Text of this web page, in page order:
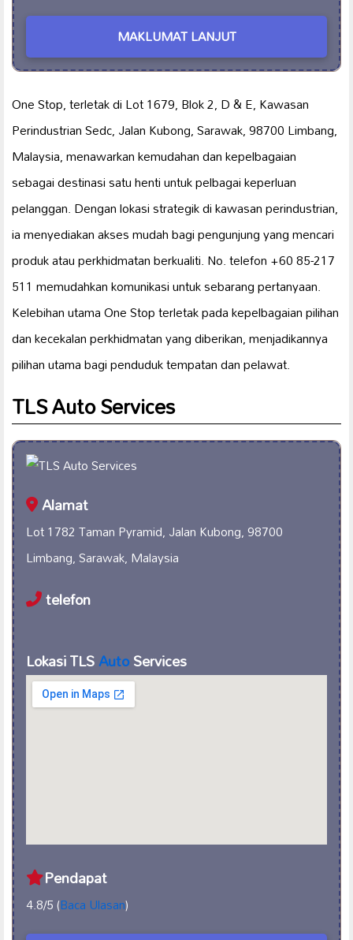
MAKLUMAT LANJUT
One Stop, terletak di Lot 1679, Blok 2, D & E, Kawasan
Perindustrian Sedc, Jalan Kubong, Sarawak, 98700 Limbang,
Malaysia, menawarkan kemudahan dan kepelbagaian
sebagai destinasi satu henti untuk pelbagai keperluan
pelanggan. Dengan lokasi strategik di kawasan perindustrian,
ia menyediakan akses mudah bagi pengunjung yang mencari
produk atau perkhidmatan berkualiti. No. telefon +60 85-217
511 memudahkan komunikasi untuk sebarang pertanyaan.
Kelebihan utama One Stop terletak pada kepelbagaian pilihan
dan kecekalan perkhidmatan yang diberikan, menjadikannya
pilihan utama bagi penduduk tempatan dan pelawat.
TLS Auto Services
Alamat
Lot 1782 Taman Pyramid, Jalan Kubong, 98700
Limbang, Sarawak, Malaysia
telefon
Lokasi TLSAutoServices
Pendapat
4.8/5 (Baca Ulasan)